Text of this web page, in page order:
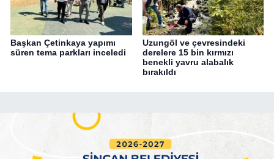
Başkan Çetinkaya yapımı
süren tema parkları inceledi
Uzungöl ve çevresindeki
derelere 15 bin kırmızı
benekli yavru alabalık
bırakıldı